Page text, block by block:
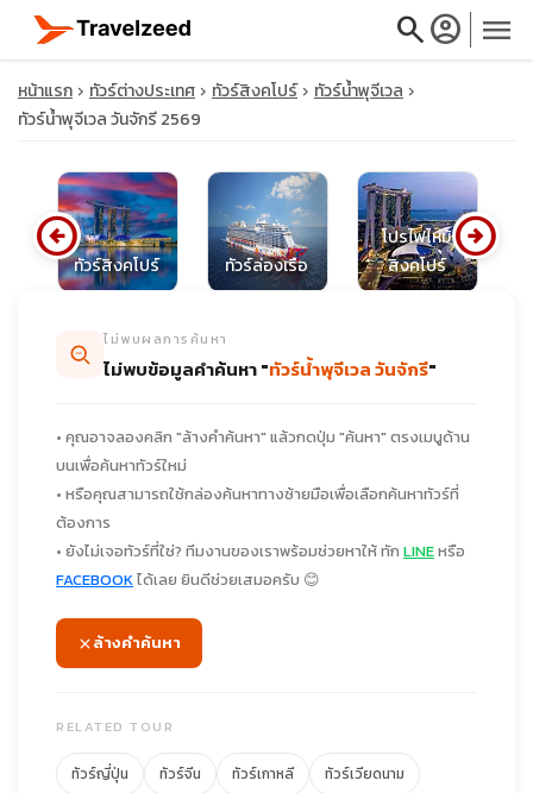
searchaccount_circle menu
close
travel_explore
calendar_month
หน้าแรก ทัวร์ต่างประเทศ ทัวร์สิงคโปร์
ทัวร์น้ำพุจีเวล
ทัวร์น้ำพุจีเวล วันจักรี 2569
ทัวร์สิงคโปร์ ทัวร์ล่องเรือ
โปรไฟไหม้
สิงคโปร์
arrow_circle_left arrow_circle_right
ไม่พบผลการค้นหา
ไม่พบข้อมูลคำค้นหา "ทัวร์น้ำพุจีเวล วันจักรี"
• คุณอาจลองคลิก "ล้างคำค้นหา" แล้วกดปุ่ม "ค้นหา" ตรงเมนูด้าน
บนเพื่อค้นหาทัวร์ใหม่
• หรือคุณสามารถใช้กล่องค้นหาทางซ้ายมือเพื่อเลือกค้นหาทัวร์ที่
ต้องการ
• ยังไม่เจอทัวร์ที่ใช่? ทีมงานของเราพร้อมช่วยหาให้ ทัก LINEหรือ
FACEBOOKได้เลย ยินดีช่วยเสมอครับ 😊
ล้างคำค้นหา
RELATED TOUR
ทัวร์ญี่ปุ่น ทัวร์จีน ทัวร์เกาหลี
ทัวร์เวียดนาม